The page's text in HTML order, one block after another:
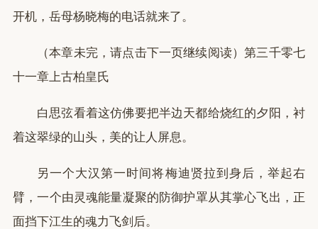
开机，岳母杨晓梅的电话就来了。
（本章未完，请点击下一页继续阅读）第三千零七
十一章上古柏皇氏
白思弦看着这仿佛要把半边天都给烧红的夕阳，衬
着这翠绿的山头，美的让人屏息。
另一个大汉第一时间将梅迪贤拉到身后，举起右
臂，一个由灵魂能量凝聚的防御护罩从其掌心飞出，正
面挡下江生的魂力飞剑后。